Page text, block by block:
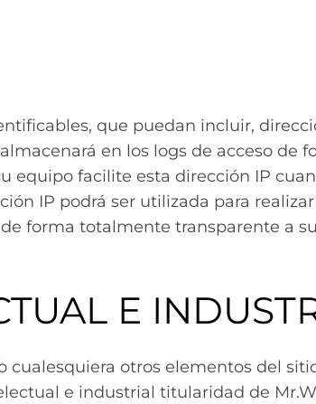
que puedan incluir,
en los logs de acceso
equipo facilite esta dirección IP
IP podrá ser utilizada para
forma totalmente transparente a
E
otros elementos del
e industrial titularidad de